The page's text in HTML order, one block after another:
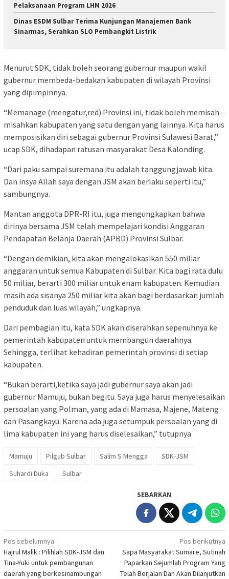
Pelaksanaan Program LHM 2026
Dinas ESDM Sulbar Terima Kunjungan Manajemen Bank
Sinarmas, Serahkan SLO Pembangkit Listrik
Menurut SDK, tidak boleh seorang gubernur maupun wakil
gubernur membeda-bedakan kabupaten di wilayah Provinsi
yang dipimpinnya.
“Memanage (mengatur,red) Provinsi ini, tidak boleh memisah-
misahkan kabupaten yang satu dengan yang lainnya. Kita harus
memposisikan diri sebagai gubernur Provinsi Sulawesi Barat,”
ucap SDK, dihadapan ratusan masyarakat Desa Kalonding.
“Dari paku sampai suremana itu adalah tanggungjawab kita.
Dan insya Allah saya dengan JSM akan berlaku seperti itu,”
sambungnya.
Mantan anggota DPR-RI itu, juga mengungkapkan bahwa
dirinya bersama JSM telah mempelajari kondisi Anggaran
Pendapatan Belanja Daerah (APBD) Provinsi Sulbar.
“Dengan demikian, kita akan mengalokasikan 550 miliar
anggaran untuk semua Kabupaten di Sulbar. Kita bagi rata dulu
50 miliar, berarti 300 miliar untuk enam kabupaten. Kemudian
masih ada sisanya 250 miliar kita akan bagi berdasarkan jumlah
penduduk dan luas wilayah,” ungkapnya.
Dari pembagian itu, kata SDK akan diserahkan sepenuhnya ke
pemerintah kabupaten untuk membangun daerahnya.
Sehingga, terlihat kehadiran pemerintah provinsi di setiap
kabupaten.
“Bukan berarti,ketika saya jadi gubernur saya akan jadi
gubernur Mamuju, bukan begitu. Saya juga harus menyelesaikan
persoalan yang Polman, yang ada di Mamasa, Majene, Mateng
dan Pasangkayu. Karena ada juga setumpuk persoalan yang di
lima kabupaten ini yang harus diselesaikan,” tutupnya
Mamuju Pilgub Sulbar Salim S Mengga
SDK-JSM
Suhardi Duka
Sulbar
SEBARKAN
Navigasi
pos
Pos sebelumnya
Hajrul Malik : Pilihlah SDK-JSM dan
Tina-Yuki untuk pembangunan
daerah yang berkesinambungan
Pos berikutnya
Sapa Masyarakat Sumare, Sutinah
Paparkan Sejumlah Program Yang
Telah Berjalan Dan Akan Dilanjutkan